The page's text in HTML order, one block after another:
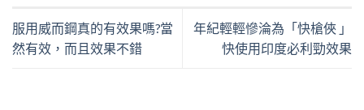
服用威而鋼真的有效果嗎?當
然有效，而且效果不錯
年紀輕輕慘淪為「快槍俠 」
快使用印度必利勁效果